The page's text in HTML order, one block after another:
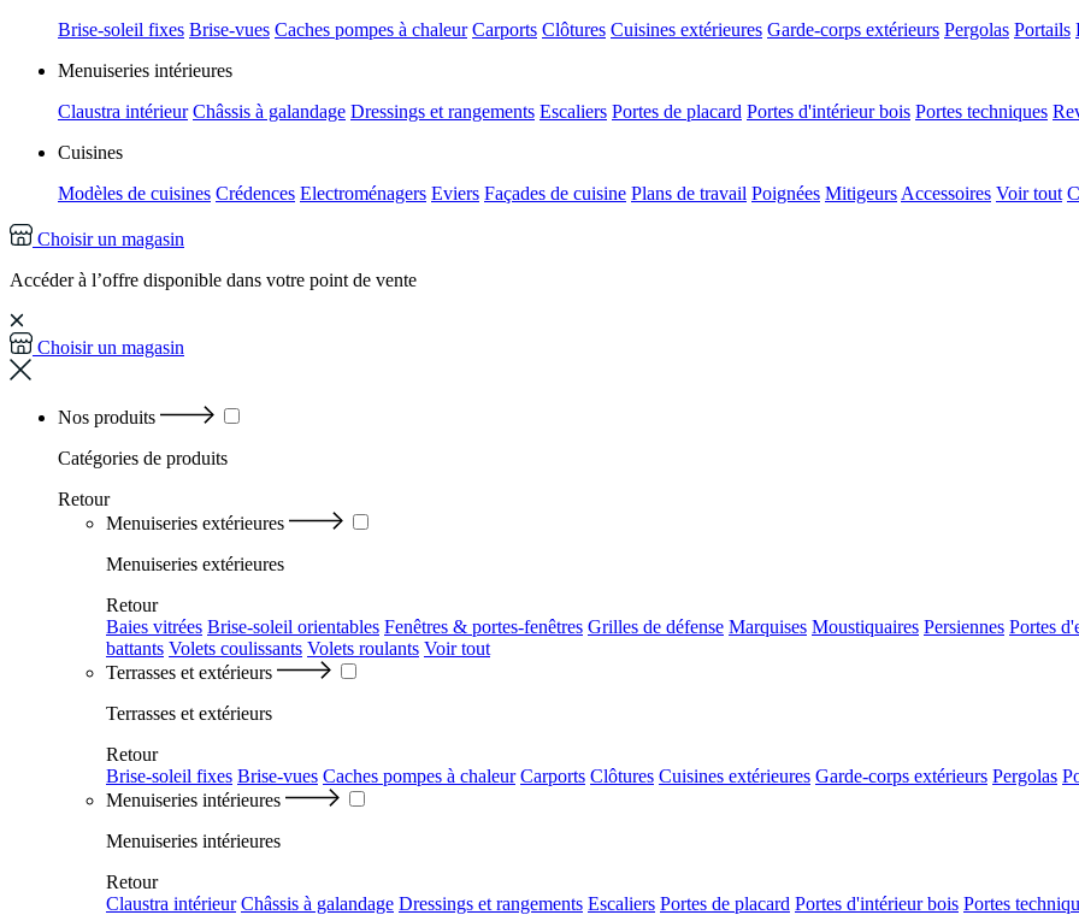
Brise-soleil fixes Brise-vues Caches pompes à chaleur Carports Clôtures Cuisines extérieures Garde-corps extérieurs Pergolas Portails
Menuiseries intérieures
Claustra intérieur Châssis à galandage Dressings et rangements Escaliers Portes de placard Portes d'intérieur bois Portes techniques
Cuisines
Modèles de cuisines Crédences Electroménagers Eviers Façades de cuisine Plans de travail Poignées Mitigeurs Accessoires Voir tout
Choisir un magasin
Accéder à l’offre disponible dans votre point de vente
Choisir un magasin
Nos produits
Catégories de produits
Retour
Menuiseries extérieures
Menuiseries extérieures
Retour
Baies vitrées Brise-soleil orientables Fenêtres & portes-fenêtres Grilles de défense Marquises Moustiquaires Persiennes Portes
battants Volets coulissants Volets roulants Voir tout
Terrasses et extérieurs
Terrasses et extérieurs
Retour
Brise-soleil fixes Brise-vues Caches pompes à chaleur Carports Clôtures Cuisines extérieures Garde-corps extérieurs Pergolas
Menuiseries intérieures
Menuiseries intérieures
Retour
Claustra intérieur Châssis à galandage Dressings et rangements Escaliers Portes de placard Portes d'intérieur bois Portes